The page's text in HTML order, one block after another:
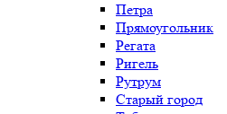
Петра
Прямоугольник
Регата
Ригель
Рутрум
Старый город